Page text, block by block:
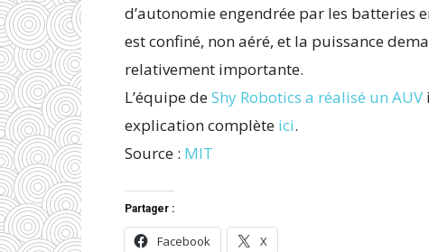
d’autonomie engendrée par les batteries
est confiné, non aéré, et la puissance
relativement importante.
L’équipe deShy Robotics a réalisé un AUV
explication complète ici.
Source : MIT
Partager :
Facebook X